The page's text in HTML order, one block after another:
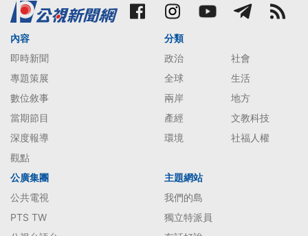
內容
即時新聞
專題策展
數位敘事
當期節目
深度報導
觀點
分類
政治
社會
全球
生活
兩岸
地方
產經
文教科技
環境
社福人權
公廣集團
公共電視
PTS TW
主題網站
我們的島
獨立特派員